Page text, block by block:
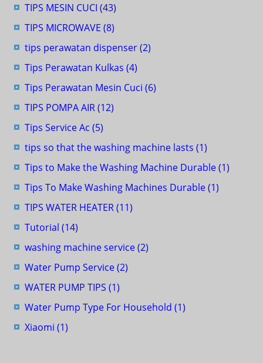
TIPS MESIN CUCI (43)
TIPS MICROWAVE (8)
tips perawatan dispenser(2)
Tips Perawatan Kulkas (4)
Tips Perawatan Mesin Cuci (6)
TIPS POMPA AIR(12)
Tips Service Ac (5)
tips so that the washing machine lasts (1)
Tips to Make the Washing Machine Durable(1)
Tips To Make Washing Machines Durable(1)
TIPS WATER HEATER(11)
Tutorial (14)
washing machine service(2)
Water Pump Service(2)
WATER PUMP TIPS (1)
Water Pump Type For Household (1)
Xiaomi (1)